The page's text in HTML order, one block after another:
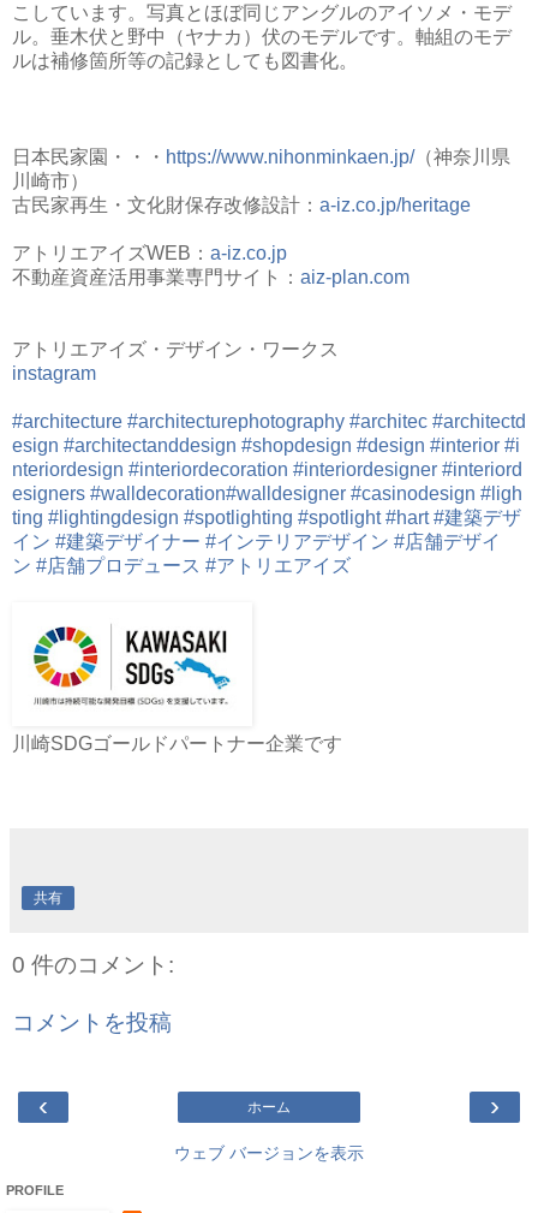
こしています。写真とほぼ同じアングルのアイソメ・モデ
ル。垂木伏と野中（ヤナカ）伏のモデルです。軸組のモデ
ルは補修箇所等の記録としても図書化。
日本民家園・・・ https://www.nihonminkaen.jp/（神奈川県
川崎市）
古民家再生・文化財保存改修設計： a-iz.co.jp/heritage
アトリエアイズWEB： a-iz.co.jp
不動産資産活用事業専門サイト： aiz-plan.com
アトリエアイズ・デザイン・ワークス
instagram
#architecture #architecturephotography #architec #architectd
esign #architectanddesign #shopdesign #design #interior #i
nteriordesign #interiordecoration #interiordesigner #interiord
esigners #walldecoration#walldesigner #casinodesign #ligh
ting #lightingdesign #spotlighting #spotlight #hart #建築デザ
イン #建築デザイナー #インテリアデザイン #店舗デザイ
ン #店舗プロデュース #アトリエアイズ
川崎SDGゴールドパートナー企業です
共有
0 件のコメント:
コメントを投稿
‹ ›
ホーム
ウェブ バージョンを表示
PROFILE